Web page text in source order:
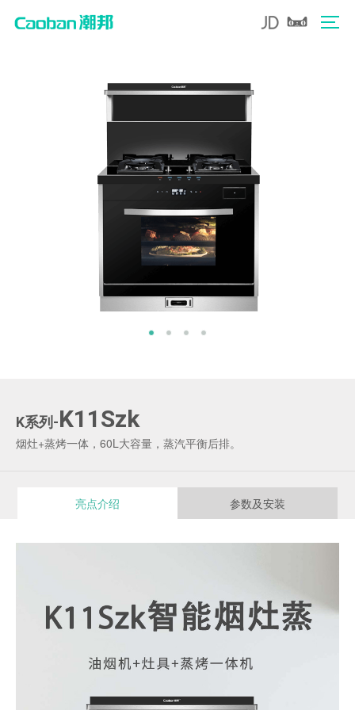
K系列-K11Szk
烟灶+蒸烤一体，60L大容量，蒸汽平衡后排。
亮点介绍 参数及安装